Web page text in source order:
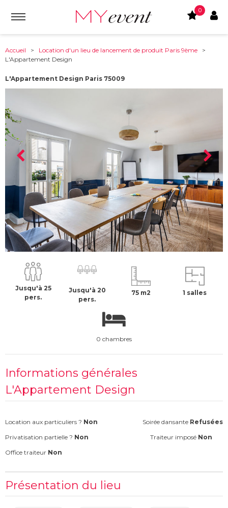
0
Accueil > Location d'un lieu de lancement de produit Paris 9ème >
L'Appartement Design
L'Appartement Design Paris 75009
75009-Paris À partir de :
990 €H.T
Jusqu'à 25
pers.
Jusqu'à 20
pers.
75 m2 1 salles
0 chambres
Informations générales
L'Appartement Design
Location aux particuliers ? Non Soirée dansante Refusées
Privatisation partielle ? Non Traiteur imposé Non
Office traiteur Non
Présentation du lieu